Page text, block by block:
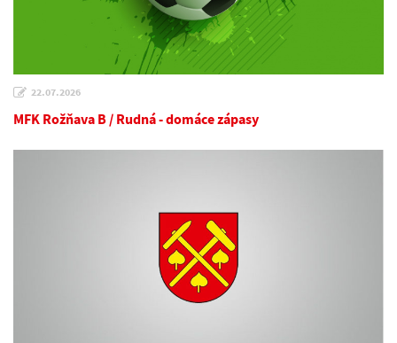
22.07.2026
MFK Rožňava B / Rudná - domáce zápasy